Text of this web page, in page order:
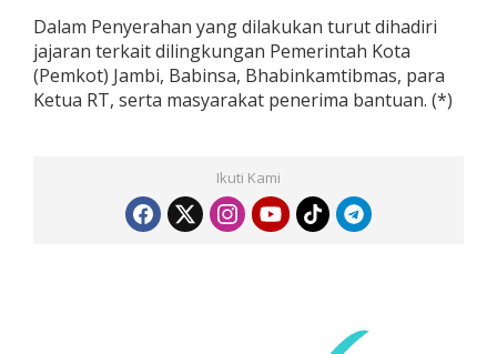
Dalam Penyerahan yang dilakukan turut dihadiri
jajaran terkait dilingkungan Pemerintah Kota
(Pemkot) Jambi, Babinsa, Bhabinkamtibmas, para
Ketua RT, serta masyarakat penerima bantuan. (*)
Ikuti Kami